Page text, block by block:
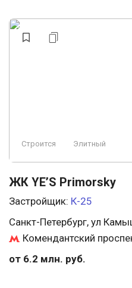
Строится Элитный
ЖК YE’S Primorsky
Застройщик: К-25
Санкт-Петербург, ул
Комендантский
от 6.2 млн. руб.